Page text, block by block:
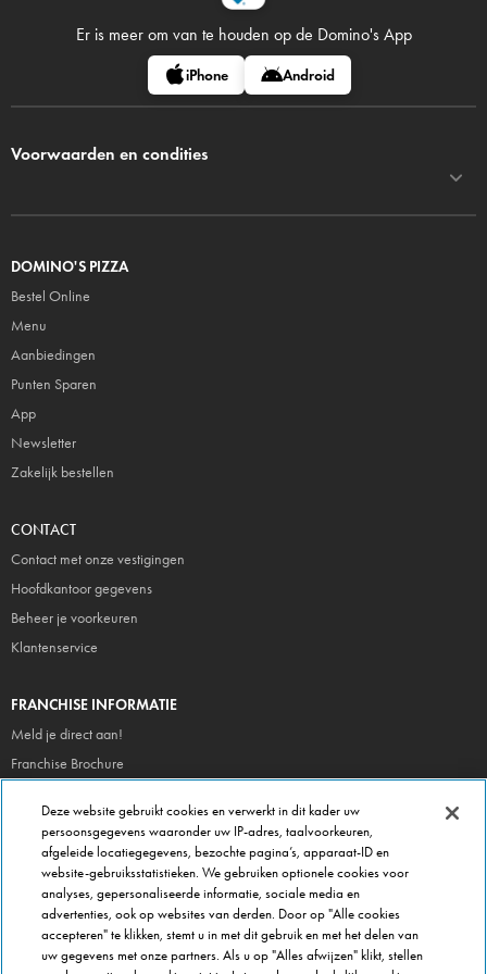
Er is meer om van te houden op de Domino's App
iPhone Android
Voorwaarden en condities
DOMINO'S PIZZA
Bestel Online
Menu
Aanbiedingen
Punten Sparen
App
Newsletter
Zakelijk bestellen
CONTACT
Contact met onze vestigingen
Hoofdkantoor gegevens
Beheer je voorkeuren
Klantenservice
FRANCHISE INFORMATIE
Meld je direct aan!
Franchise Brochure
OVER DOMINOS
Newsroom
Werken bij Domino's
Care Team (voor medewerkers)
Scam waarschuwing
Deze website gebruikt cookies en verwerkt in dit kader uw
persoonsgegevens waaronder uw IP-adres, taalvoorkeuren,
afgeleide locatiegegevens, bezochte pagina’s, apparaat-ID en
website-gebruiksstatistieken. We gebruiken optionele cookies voor
analyses, gepersonaliseerde informatie, sociale media en
advertenties, ook op websites van derden. Door op "Alle cookies
accepteren" te klikken, stemt u in met dit gebruik en met het delen van
uw gegevens met onze partners. Als u op "Alles afwijzen" klikt, stellen